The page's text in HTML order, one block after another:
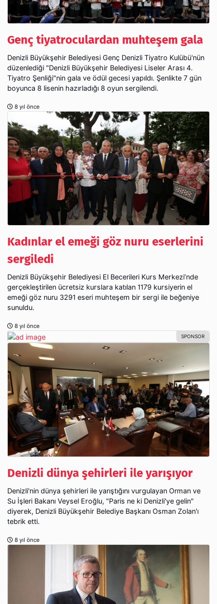
Genç tiyatroculardan muhteşem gala
Denizli Büyükşehir Belediyesi Genç Denizli Tiyatro Kulübü'nün
düzenlediği "Denizli Büyükşehir Belediyesi Liseler Arası 4.
Tiyatro Şenliği"nin gala ve ödül gecesi yapıldı. Şenlikte 7 gün
boyunca 8 lisenin hazırladığı 8 oyun sergilendi.
8 yıl önce
Kadınlar el emeği göz nuru eserlerini
sergiledi
Denizli Büyükşehir Belediyesi El Becerileri Kurs Merkezi’nde
gerçekleştirilen ücretsiz kurslara katılan 1179 kursiyerin el
emeği göz nuru 3291 eseri muhteşem bir sergi ile beğeniye
sunuldu.
8 yıl önce
Denizli dünya şehirleri ile yarışıyor
Denizli'nin dünya şehirleri ile yarıştığını vurgulayan Orman ve
Su İşleri Bakanı Veysel Eroğlu, "Paris ne ki Denizli'ye gelin"
diyerek, Denizli Büyükşehir Belediye Başkanı Osman Zolan'ı
tebrik etti.
8 yıl önce